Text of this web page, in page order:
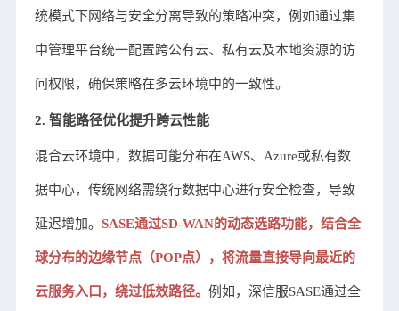
统模式下网络与安全分离导致的策略冲突，例如通过集
中管理平台统一配置跨公有云、私有云及本地资源的访
问权限，确保策略在多云环境中的一致性。
2. 智能路径优化提升跨云性能
混合云环境中，数据可能分布在AWS、Azure或私有数
据中心，传统网络需绕行数据中心进行安全检查，导致
延迟增加。SASE通过SD-WAN的动态选路功能，结合全
球分布的边缘节点（POP点），将流量直接导向最近的
云服务入口，绕过低效路径。例如，深信服SASE通过全